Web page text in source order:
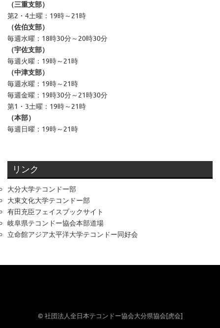
（三重支部）
第2・4土曜：19時～21時
（佐伯支部）
毎週水曜：18時30分～20時30分
（宇佐支部）
毎週火曜：19時～21時
（中津支部）
毎週水曜：19時～21時
毎週金曜：19時30分～21時30分
第1・3土曜：19時～21時
（本部）
毎週日曜：19時～21時
リンク
大分大学テコンドー部
大東文化大学テコンドー部
有田充臣フェイスブックサイト
岐阜県テコンドー協会本部道場
立命館アジア太平洋大学テコンドー同好会
© 社団法人全日本テコンドー協会大分県協会[虎会]